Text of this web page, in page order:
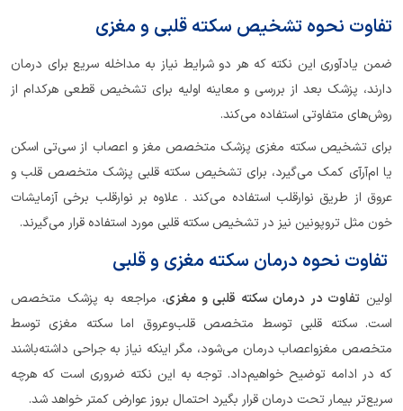
تفاوت نحوه تشخیص سکته قلبی و مغزی
ضمن یادآوری این نکته که هر دو شرایط نیاز به مداخله سریع برای درمان
دارند، پزشک بعد از بررسی و معاینه اولیه برای تشخیص قطعی هرکدام از
روش‌های متفاوتی استفاده می‌کند.
برای تشخیص سکته مغزی پزشک متخصص مغز و اعصاب از سی‌‌تی اسکن
یا ام‌آر‌آی کمک می‌گیرد، برای تشخیص سکته قلبی پزشک متخصص قلب و
عروق از طریق نوارقلب استفاده می‌کند ‌. علاوه بر نوارقلب برخی آزمایشات
خون مثل تروپونین نیز در تشخیص سکته قلبی مورد استفاده قرار می‌گیرند.
تفاوت نحوه درمان سکته مغزی و قلبی
اولین تفاوت در درمان سکته قلبی و مغزی، مراجعه به پزشک متخصص
است. سکته قلبی توسط متخصص قلب‌وعروق اما سکته مغزی توسط
متخصص مغزواعصاب درمان می‌شود، مگر اینکه نیاز به جراحی داشته‌باشند
که در ادامه توضیح خواهیم‌داد. توجه به این نکته ضروری است که هرچه
سریع‌تر بیمار تحت درمان قرار بگیرد احتمال بروز عوارض کمتر خواهد شد.